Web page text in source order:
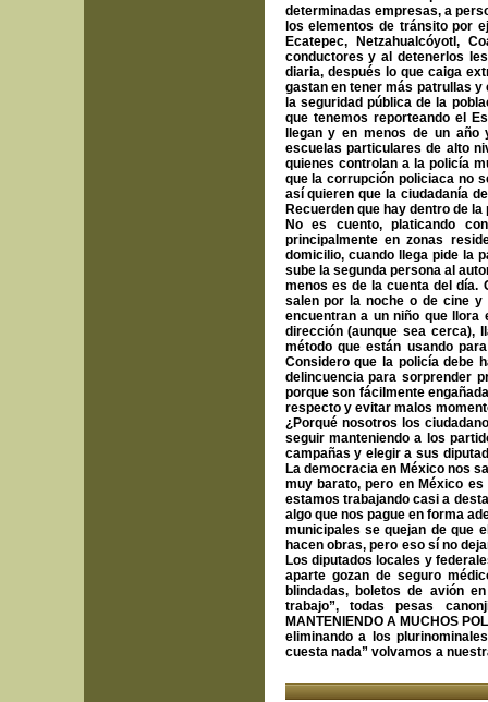
determinadas empresas, a
los elementos de tránsito por
Ecatepec, Netzahualcóyotl,
conductores y al detenerlos
diaria, después lo que caiga
gastan en tener más patrullas
la seguridad pública de la
que tenemos reporteando el
llegan y en menos de un
escuelas particulares de alto
quienes controlan a la policía
que la corrupción policiaca no
así quieren que la ciudadanía
Recuerden que hay dentro de
No es cuento, platicando
principalmente en zonas
domicilio, cuando llega pide la
sube la segunda persona al
menos es de la cuenta del
salen por la noche o de cine
encuentran a un niño que llora
dirección (aunque sea cerca),
método que están usando
Considero que la policía debe
delincuencia para sorprender
porque son fácilmente
respecto y evitar malos
¿Porqué nosotros los
seguir manteniendo a los
campañas y elegir a sus
La democracia en México nos
muy barato, pero en México
estamos trabajando casi a
algo que nos pague en forma
municipales se quejan de que
hacen obras, pero eso sí no
Los diputados locales y
aparte gozan de seguro
blindadas, boletos de avión
trabajo”, todas pesas
MANTENIENDO A MUCHOS
eliminando a los
cuesta nada” volvamos a